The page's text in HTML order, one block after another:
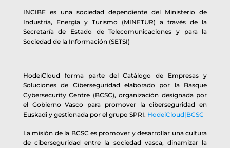
INCIBE es una sociedad dependiente del Ministerio de
Industria, Energía y Turismo (MINETUR) a través de la
Secretaría de Estado de Telecomunicaciones y para la
Sociedad de la Información (SETSI)
HodeiCloud forma parte del Catálogo de Empresas y
Soluciones de Ciberseguridad elaborado por la Basque
Cybersecurity Centre (BCSC), organización designada por
el Gobierno Vasco para promover la ciberseguridad en
Euskadi y gestionada por el grupo SPRI. HodeiCloud|BCSC
La misión de la BCSC es promover y desarrollar una cultura
de ciberseguridad entre la sociedad vasca, dinamizar la